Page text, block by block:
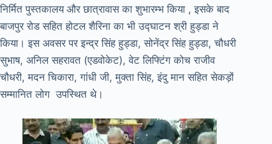
निर्मित पुस्तकालय और छात्रावास का शुभारम्भ किया , इसके बाद
बाजपुर रोड सहित होटल शैरिना का भी उद्घाटन श्री हुड्डा ने
किया। इस अवसर पर इन्द्र सिंह हुड्डा, सोनेंद्र सिंह हुड्डा, चौधरी
सुभाष, अनिल सहरावत (एडवोकेट), वेट लिफ्टिंग कोच राजीव
चौधरी, मदन चिकारा, गांधी जी, मुक्ता सिंह, इंदु मान सहित सेकड़ों
सम्मानित लोग उपस्थित थे।